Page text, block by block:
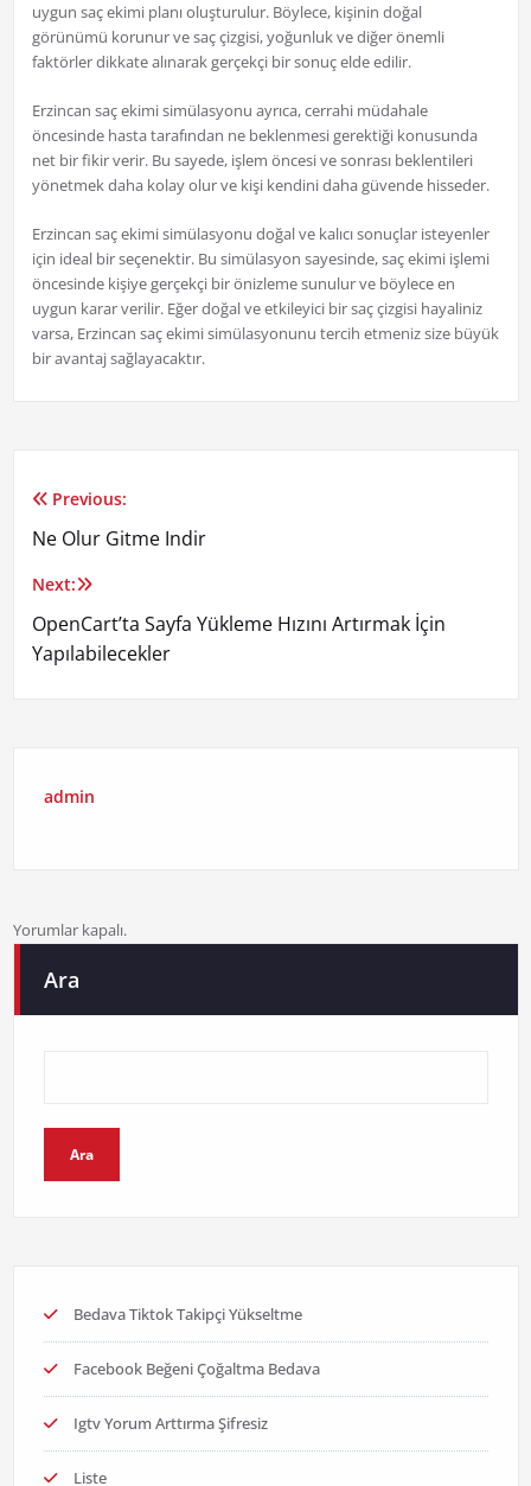
uygun saç ekimi planı oluşturulur. Böylece, kişinin doğal
görünümü korunur ve saç çizgisi, yoğunluk ve diğer önemli
faktörler dikkate alınarak gerçekçi bir sonuç elde edilir.
Erzincan saç ekimi simülasyonu ayrıca, cerrahi müdahale
öncesinde hasta tarafından ne beklenmesi gerektiği konusunda
net bir fikir verir. Bu sayede, işlem öncesi ve sonrası beklentileri
yönetmek daha kolay olur ve kişi kendini daha güvende hisseder.
Erzincan saç ekimi simülasyonu doğal ve kalıcı sonuçlar isteyenler
için ideal bir seçenektir. Bu simülasyon sayesinde, saç ekimi işlemi
öncesinde kişiye gerçekçi bir önizleme sunulur ve böylece en
uygun karar verilir. Eğer doğal ve etkileyici bir saç çizgisi hayaliniz
varsa, Erzincan saç ekimi simülasyonunu tercih etmeniz size büyük
bir avantaj sağlayacaktır.
Yazı
gezinmesi
Previous:
Ne Olur Gitme Indir
Next:
OpenCart’ta Sayfa Yükleme Hızını Artırmak İçin
Yapılabilecekler
admin
Yorumlar kapalı.
Ara
Ara
Bedava Tiktok Takipçi Yükseltme
Facebook Beğeni Çoğaltma Bedava
Igtv Yorum Arttırma Şifresiz
Liste